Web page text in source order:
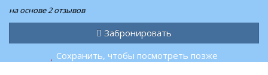
на основе 2 отзывов
Забронировать
Сохранить, чтобы посмотреть позже